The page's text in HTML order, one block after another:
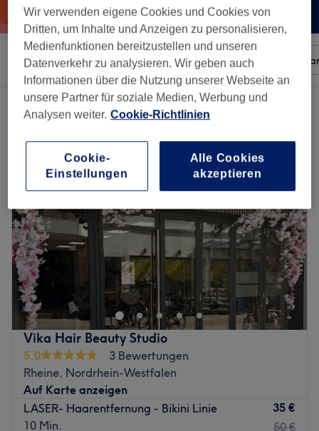
Sortieren nach Beliebiger Preis Besonderheiten
Ein Salon, der anbietet:
laser-haarentfernung in Rheine, Nordrhein-Westfalen
Vika Hair Beauty Studio
5,0
3 Bewertungen
Rheine, Nordrhein-Westfalen
Auf Karte anzeigen
LASER- Haarentfernung - Bikini Linie
10 Min.
35 €
50 €
Wir verwenden eigene Cookies und Cookies von
Dritten, um Inhalte und Anzeigen zu personalisieren,
Medienfunktionen bereitzustellen und unseren
Datenverkehr zu analysieren. Wir geben auch
Informationen über die Nutzung unserer Webseite an
unsere Partner für soziale Medien, Werbung und
Analysen weiter. Cookie-Richtlinien
Cookie-
Einstellungen
Alle Cookies
akzeptieren